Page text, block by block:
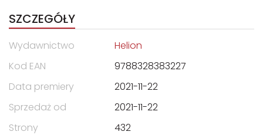
SZCZEGÓŁY
Wydawnictwo
Helion
Kod EAN
9788328383227
Data premiery
2021-11-22
Sprzedaż od
2021-11-22
Strony
432